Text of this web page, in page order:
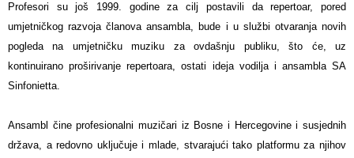
Profesori su još 1999. godine za cilj postavili da repertoar, pored
umjetničkog razvoja članova ansambla, bude i u službi otvaranja novih
pogleda na umjetničku muziku za ovdašnju publiku, što će, uz
kontinuirano proširivanje repertoara, ostati ideja vodilja i ansambla SA
Sinfonietta.
Ansambl čine profesionalni muzičari iz Bosne i Hercegovine i susjednih
država, a redovno uključuje i mlade, stvarajući tako platformu za njihov